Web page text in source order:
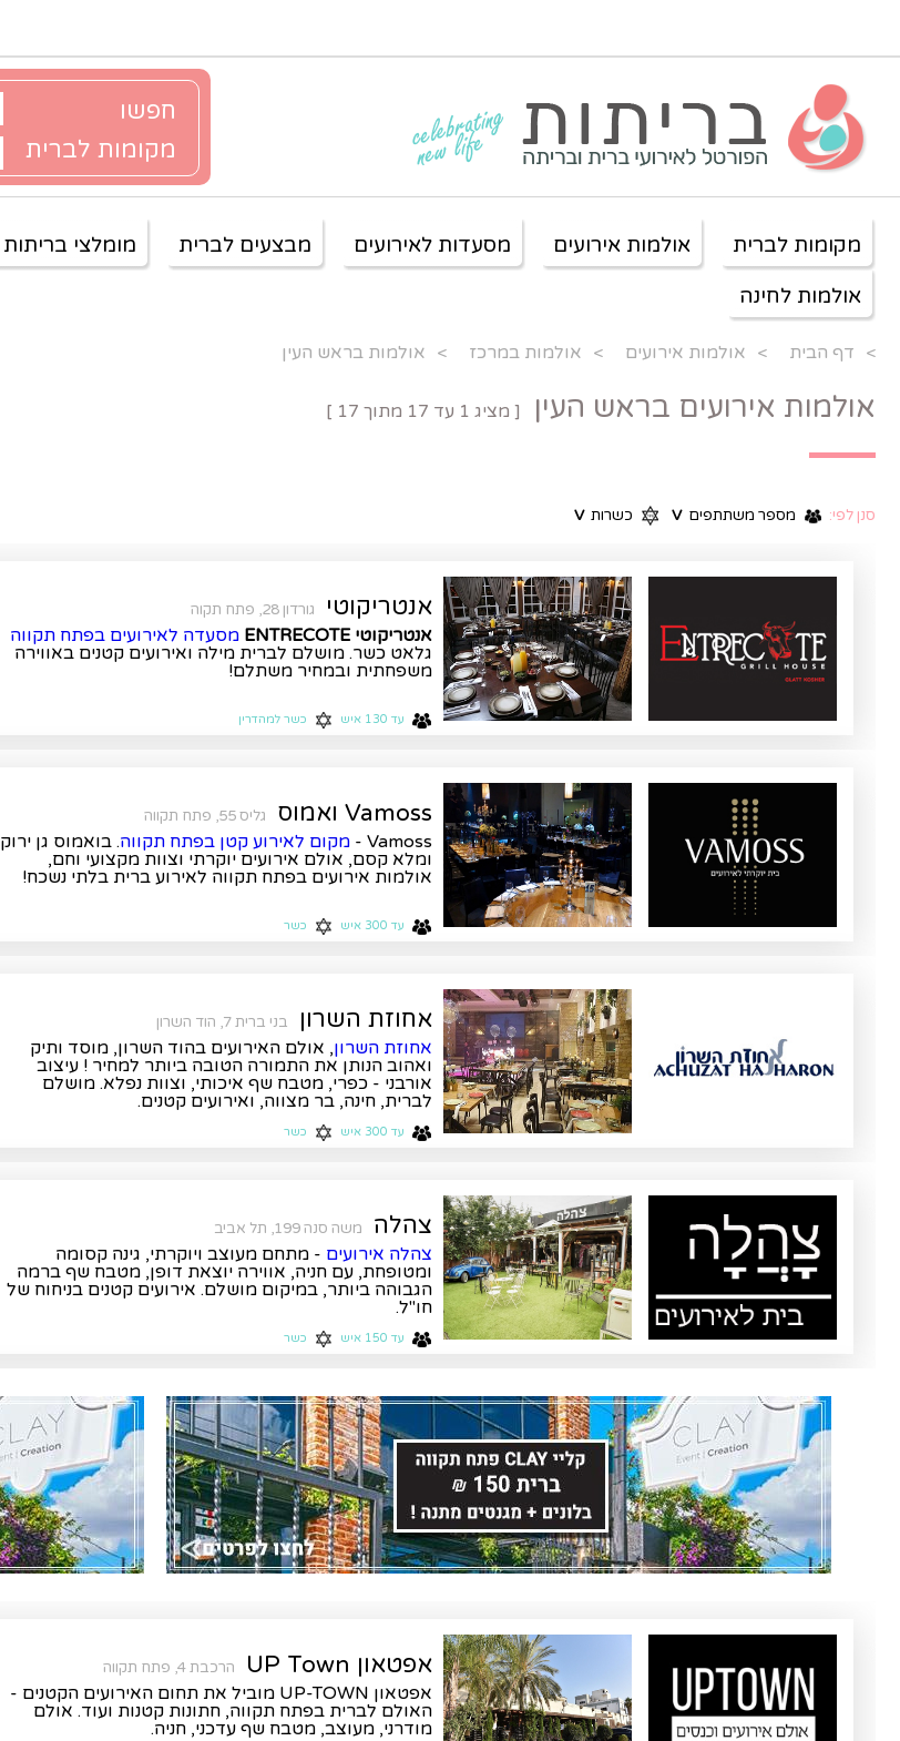
חפשו
מקומות לברית
מקומות לברית אולמות אירועים מסעדות לאירועים מבצעים לברית מומלצי בריתות
אולמות לחינה
> דף הבית > אולמות אירועים > אולמות במרכז > אולמות בראש העין
אולמות אירועים בראש העין [ מציג 1 עד 17 מתוך 17
]
סנן לפי: מספר משתתפים V כשרות V
אנטריקוטי גורדון 28, פתח תקוה
אנטריקוטי ENTRECOTE
מסעדה לאירועים בפתח תקווה
גלאט כשר. מושלם לברית מילה ואירועים קטנים באווירה
משפחתית ובמחיר משתלם!
עד 130 איש כשר למהדרין
Vamoss ואמוס גליס 55, פתח תקווה
Vamoss - מקום לאירוע קטן בפתח תקווה. בואמוס גן ירוק
ומלא קסם, אולם אירועים יוקרתי וצוות מקצועי וחם,
אולמות אירועים בפתח תקווה לאירוע ברית בלתי נשכח!
עד 300 איש כשר
אחוזת השרון בני ברית 7, הוד השרון
אחוזת השרון, אולם האירועים בהוד השרון, מוסד ותיק
ואהוב הנותן את התמורה הטובה ביותר למחיר ! עיצוב
אורבני - כפרי, מטבח שף איכותי, וצוות נפלא. מושלם
לברית, חינה, בר מצווה, ואירועים קטנים.
עד 300 איש כשר
צהלה משה סנה 199, תל אביב
צהלה אירועים - מתחם מעוצב ויוקרתי, גינה קסומה
ומטופחת, עם חניה, אווירה יוצאת דופן, מטבח שף ברמה
הגבוהה ביותר, במיקום מושלם. אירועים קטנים בניחוח של
חו"ל.
עד 150 איש כשר
אפטאון UP Town הרכבת 4, פתח תקווה
אפטאון UP-TOWN מוביל את תחום האירועים הקטנים -
האולם לברית בפתח תקווה, חתונות קטנות ועוד. אולם
מודרני, מעוצב, מטבח שף עדכני, חניה.